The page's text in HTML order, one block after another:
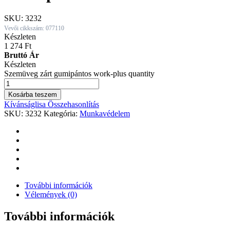
SKU: 3232
Vevői cikkszám: 077110
Készleten
1 274 Ft
Bruttó Ár
Készleten
Szemüveg zárt gumipántos work-plus quantity
Kosárba teszem
Kívánságlisa Összehasonlítás
SKU: 3232 Kategória: Munkavédelem
További információk
Vélemények (0)
További információk